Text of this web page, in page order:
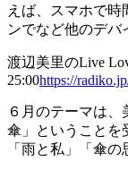
えば、スマホで時
ンでなど他のデバ
渡辺美里のLive
25:00https://
６月のテーマは
傘」ということを
「雨と私」「傘の